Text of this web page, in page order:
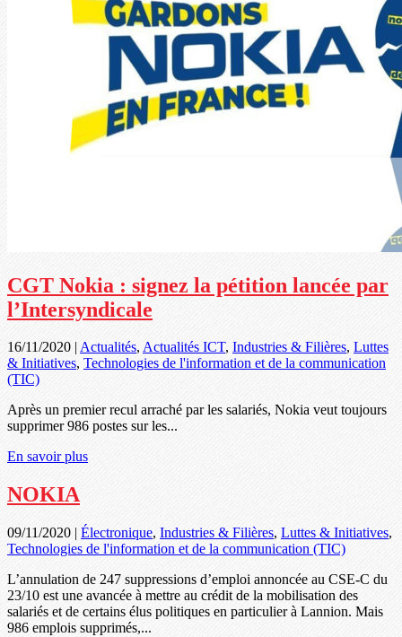
CGT Nokia : signez la pétition lancée par
l’Intersyndicale
16/11/2020 | Actualités, Actualités ICT, Industries & Filières, Luttes
& Initiatives, Technologies de l'information et de la communication
(TIC)
Après un premier recul arraché par les salariés, Nokia veut toujours
supprimer 986 postes sur les...
En savoir plus
NOKIA
09/11/2020 | Électronique, Industries & Filières, Luttes & Initiatives,
Technologies de l'information et de la communication (TIC)
L’annulation de 247 suppressions d’emploi annoncée au CSE-C du
23/10 est une avancée à mettre au crédit de la mobilisation des
salariés et de certains élus politiques en particulier à Lannion. Mais
986 emplois supprimés,...